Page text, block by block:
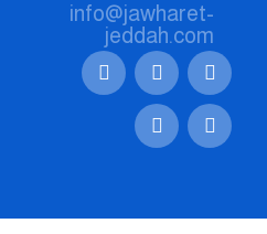
info@jawharet-
jeddah.com